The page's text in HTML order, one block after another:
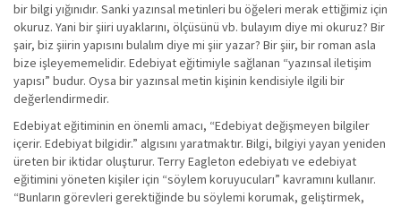
bir bilgi yığınıdır. Sanki yazınsal metinleri bu öğeleri merak ettiğimiz için
okuruz. Yani bir şiiri uyaklarını, ölçüsünü vb. bulayım diye mi okuruz? Bir
şair, biz şiirin yapısını bulalım diye mi şiir yazar? Bir şiir, bir roman asla
bize işleyememelidir. Edebiyat eğitimiyle sağlanan “yazınsal iletişim
yapısı” budur. Oysa bir yazınsal metin kişinin kendisiyle ilgili bir
değerlendirmedir.
Edebiyat eğitiminin en önemli amacı, “Edebiyat değişmeyen bilgiler
içerir. Edebiyat bilgidir.” algısını yaratmaktır. Bilgi, bilgiyi yayan yeniden
üreten bir iktidar oluşturur. Terry Eagleton edebiyatı ve edebiyat
eğitimini yöneten kişiler için “söylem koruyucuları” kavramını kullanır.
“Bunların görevleri gerektiğinde bu söylemi korumak, geliştirmek,